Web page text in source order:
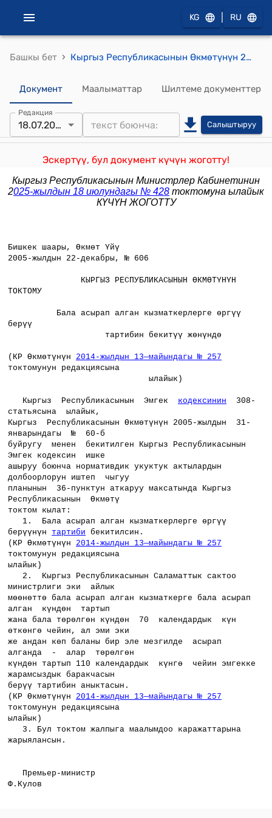
KG RU
Башкы бет › Кыргыз Республикасынын Өкмөтүнүн 2005-жылдын 22-декабрындагы № 606 " Уул (кыз) бала асырап алган кызматкерлерге отпуска берүү тартибин бекитүү жөнүндө" токтому
Документ Маалыматтар Шилтеме документтер
Редакция
18.07.2025 Салыштыруу
Эскертүү, бул документ күчүн жоготту!